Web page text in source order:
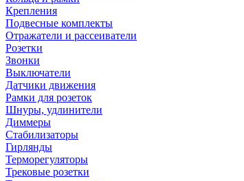
Крепления
Подвесные комплекты
Отражатели и рассеиватели
Розетки
Звонки
Выключатели
Датчики движения
Рамки для розеток
Шнуры, удлинители
Диммеры
Стабилизаторы
Гирлянды
Терморегуляторы
Трековые розетки